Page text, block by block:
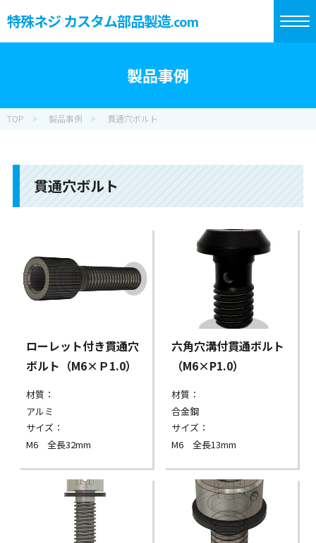
特殊ネジ カスタム部品製造.com
製品事例
TOP 製品事例 貫通穴ボルト
貫通穴ボルト
ローレット付き貫通穴
ボルト（M6×Ｐ1.0）
材質：
アルミ
サイズ：
M6 全長32mm
六角穴溝付貫通ボルト
（M6×P1.0）
材質：
合金鋼
サイズ：
M6 全長13mm